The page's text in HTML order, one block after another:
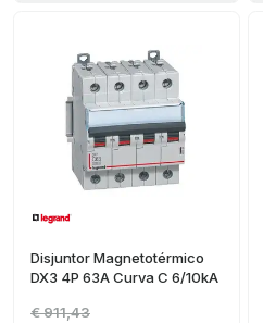
Disjuntor Magnetotérmico
DX3 4P 63A Curva C 6/10kA
€ 911,43